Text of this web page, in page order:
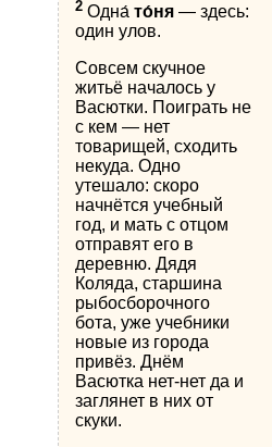
2 Одна́то́ня — здесь:
один улов.
Совсем скучное
житьё началось у
Васютки. Поиграть не
с кем — нет
товарищей, сходить
некуда. Одно
утешало: скоро
начнётся учебный
год, и мать с отцом
отправят его в
деревню. Дядя
Коляда, старшина
рыбосборочного
бота, уже учебники
новые из города
привёз. Днём
Васютка нет-нет да и
заглянет в них от
скуки.